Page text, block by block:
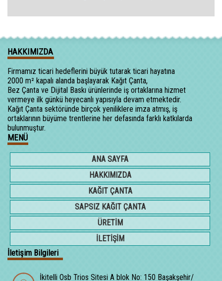
HAKKIMIZDA
Firmamız ticari hedeflerini büyük tutarak ticari hayatına
2000 m² kapalı alanda başlayarak Kağıt Çanta,
Bez Çanta ve Dijital Baskı ürünlerinde iş ortaklarına hizmet
vermeye ilk günkü heyecanlı yapısıyla devam etmektedir.
Kağıt Çanta sektöründe birçok yeniliklere imza atmış, iş
ortaklarının büyüme trentlerine her defasında farklı katkılarda
bulunmuştur.
MENÜ
ANA SAYFA
HAKKIMIZDA
KAĞIT ÇANTA
SAPSIZ KAĞIT ÇANTA
ÜRETİM
İLETİŞİM
İletişim Bilgileri
İkitelli Osb Trios Sitesi A blok No: 150 Başakşehir/